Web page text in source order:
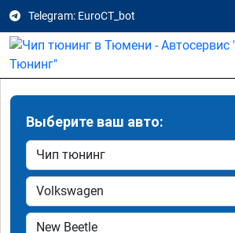
Telegram: EuroCT_bot
Выберите ваш авто: